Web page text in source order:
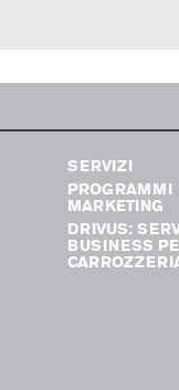
SERVIZI
PROGRAMMI
MARKETING
DRIVUS:
BUSINESS